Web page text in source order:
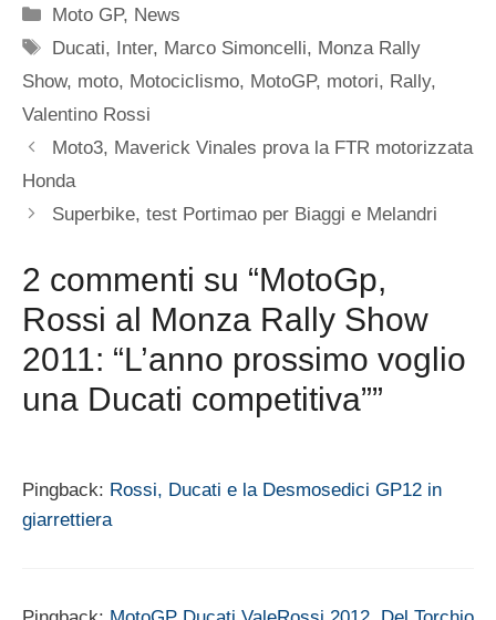
Categorie
Moto GP, News
Tag
Ducati, Inter, Marco Simoncelli, Monza Rally
Show, moto, Motociclismo, MotoGP, motori, Rally,
Valentino Rossi
Moto3, Maverick Vinales prova la FTR motorizzata
Honda
Superbike, test Portimao per Biaggi e Melandri
2 commenti su “MotoGp,
Rossi al Monza Rally Show
2011: “L’anno prossimo voglio
una Ducati competitiva””
Pingback: Rossi, Ducati e la Desmosedici GP12 in
giarrettiera